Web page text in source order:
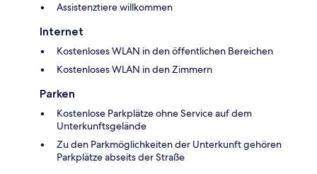
Assistenztiere willkommen
Internet
Kostenloses WLAN in den öffentlichen Bereichen
Kostenloses WLAN in den Zimmern
Parken
Kostenlose Parkplätze ohne Service auf dem
Unterkunftsgelände
Zu den Parkmöglichkeiten der Unterkunft gehören
Parkplätze abseits der Straße